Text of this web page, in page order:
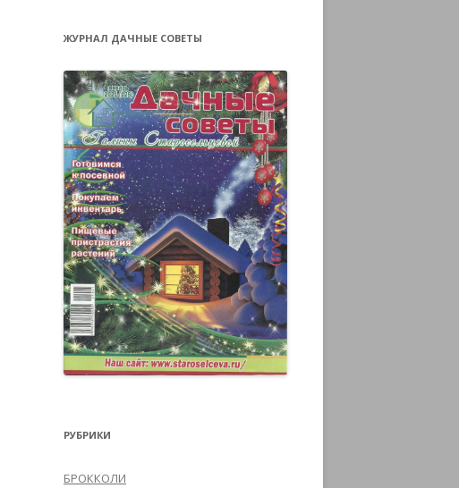
ЖУРНАЛ ДАЧНЫЕ СОВЕТЫ
РУБРИКИ
БРОККОЛИ